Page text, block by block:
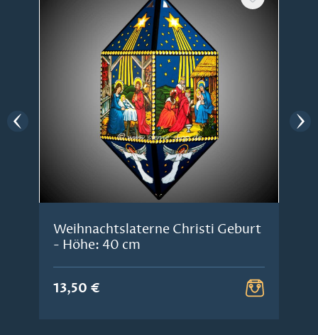
Weihnachtslaterne Christi Geburt
- Höhe: 40 cm
13,50 €